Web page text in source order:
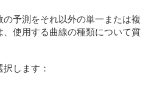
予測をそれ以外の単一または複
使用する曲線の種類について質
します：